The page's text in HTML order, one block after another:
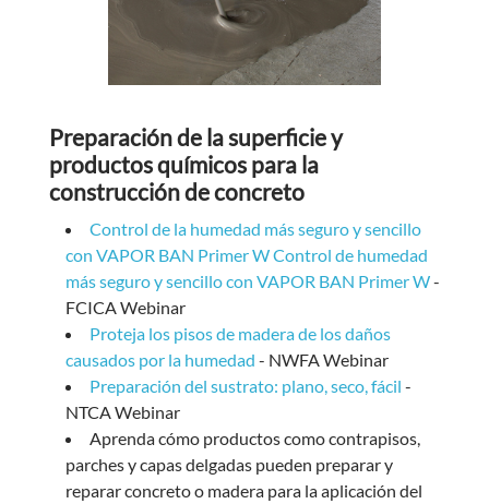
Preparación de la superficie y
productos químicos para la
construcción de concreto
Control de la humedad más seguro y sencillo
con VAPOR BAN Primer W Control de humedad
más seguro y sencillo con VAPOR BAN Primer W-
FCICA Webinar
Proteja los pisos de madera de los daños
causados por la humedad - NWFA Webinar
Preparación del sustrato: plano, seco, fácil -
NTCA Webinar
Aprenda cómo productos como contrapisos,
parches y capas delgadas pueden preparar y
reparar concreto o madera para la aplicación del